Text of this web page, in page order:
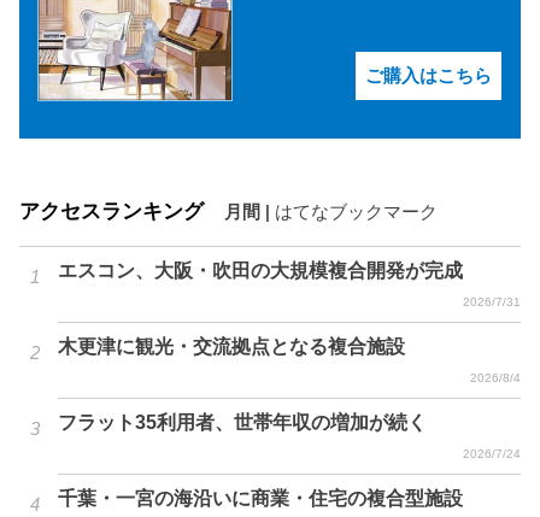
ご購入はこちら
アクセスランキング 月間 | はてなブックマーク
エスコン、大阪・吹田の大規模複合開発が完成
2026/7/31
木更津に観光・交流拠点となる複合施設
2026/8/4
フラット35利用者、世帯年収の増加が続く
2026/7/24
千葉・一宮の海沿いに商業・住宅の複合型施設